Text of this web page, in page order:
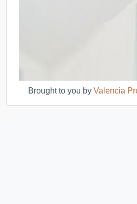
Brought to you by Valencia